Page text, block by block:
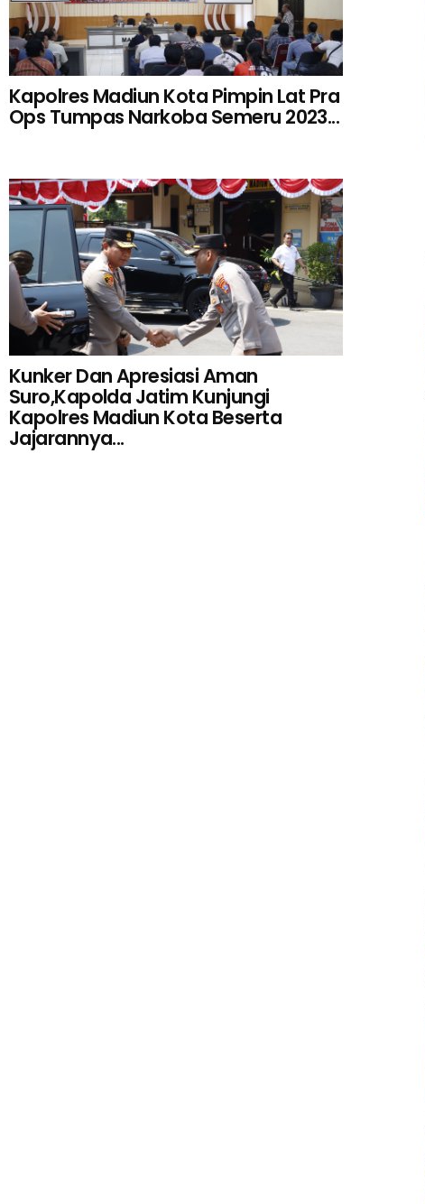
Kapolres Madiun Kota Pimpin Lat Pra
Ops Tumpas Narkoba Semeru 2023...
Kunker Dan Apresiasi Aman
Suro,Kapolda Jatim Kunjungi
Kapolres Madiun Kota Beserta
Jajarannya...